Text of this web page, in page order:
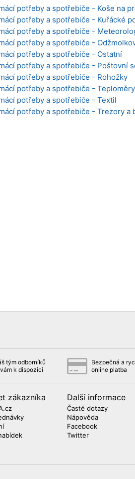
potřeby a spotřebiče - Koše na
potřeby a spotřebiče - Kuřácké
potřeby a spotřebiče -
potřeby a spotřebiče -
potřeby a spotřebiče - Ostatní
potřeby a spotřebiče - Poštovní
potřeby a spotřebiče - Rohožky
potřeby a spotřebiče - Teploměry
potřeby a spotřebiče - Textil
potřeby a spotřebiče - Trezory a
tým odborníků
k dispozici
Bezpečná a
online platba
zákazníka Další informace
Časté dotazy
Nápověda
Facebook
Twitter